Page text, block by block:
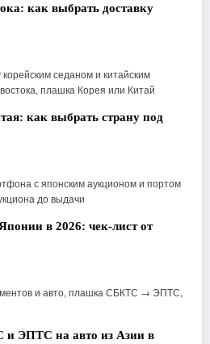
как выбрать доставку
как выбрать страну под
в 2026: чек-лист от
ЭПТС на авто из Азии в